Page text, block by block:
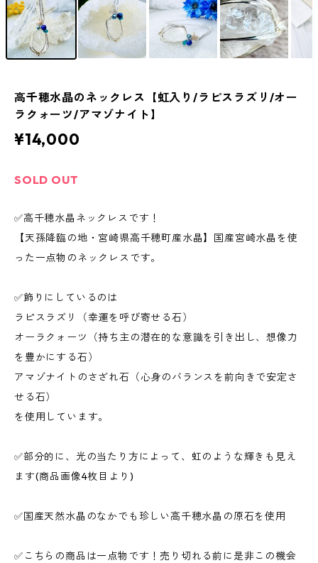
高千穂水晶のネックレス【虹入り/ラピスラズリ/オー
ラクォーツ/アマゾナイト】
¥14,000
SOLD OUT
✅高千穂水晶ネックレスです！
【天孫降臨の地・宮崎県高千穂町産水晶】国産宮崎水晶を使
った一点物のネックレスです。
✅飾りにしているのは
ラピスラズリ（幸運を呼び寄せる石）
オーラクォーツ（持ち主の潜在的な意識を引き出し、想像力
を豊かにする石）
アマゾナイトのさざれ石（心身のバランスを前向きで安定さ
せる石）
を使用しています。
✅部分的に、光の当たり方によって、虹のような輝きも見え
ます(商品画像4枚目より)
✅国産天然水晶のなかでも珍しい高千穂水晶の原石を使用
✅こちらの商品は一点物です！売り切れる前に是非この機会